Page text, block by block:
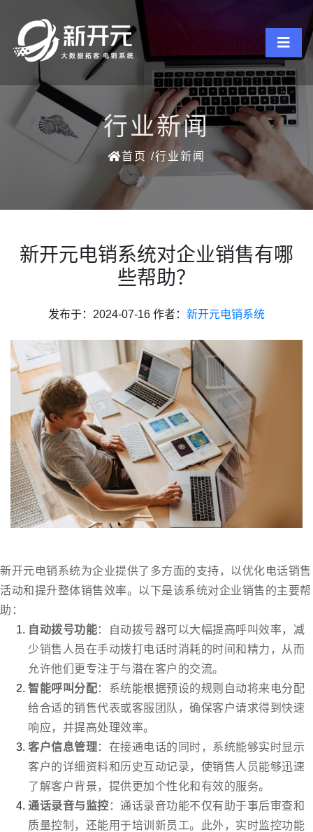
行业新闻
首页 /行业新闻
新开元电销系统对企业销售有哪
些帮助？
发布于：2024-07-16 作者： 新开元电销系统
新开元电销系统为企业提供了多方面的支持，以优化电话销售
活动和提升整体销售效率。以下是该系统对企业销售的主要帮
助：
自动拨号功能：自动拨号器可以大幅提高呼叫效率，减
少销售人员在手动拨打电话时消耗的时间和精力，从而
允许他们更专注于与潜在客户的交流。
智能呼叫分配：系统能根据预设的规则自动将来电分配
给合适的销售代表或客服团队，确保客户请求得到快速
响应，并提高处理效率。
客户信息管理：在接通电话的同时，系统能够实时显示
客户的详细资料和历史互动记录，使销售人员能够迅速
了解客户背景，提供更加个性化和有效的服务。
通话录音与监控 ：通话录音功能不仅有助于事后审查和
质量控制，还能用于培训新员工。此外，实时监控功能